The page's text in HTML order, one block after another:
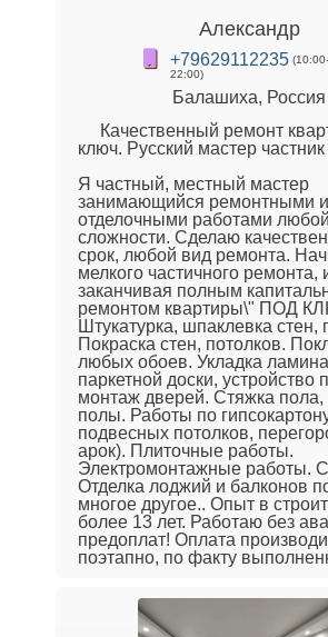
Александр
+79629112235 (10:00-
22:00)
Балашиха, Россия
Качественный ремонт
ключ. Русский мастер частник
Я частный, местный мастер
занимающийся ремонтными и
отделочными работами любой
сложности. Сделаю
срок, любой вид ремонта.
мелкого частичного ремонта,
заканчивая полным
ремонтом квартиры\" ПОД
Штукатурка, шпаклевка стен,
Покраска стен, потолков.
любых обоев. Укладка
паркетной доски, устройство
монтаж дверей. Стяжка
полы. Работы по
подвесных потолков,
арок). Плиточные работы.
Электромонтажные работы.
Отделка лоджий и балконов
многое другое.. Опыт в
более 13 лет. Работаю без
предоплат! Оплата
поэтапно, по факту